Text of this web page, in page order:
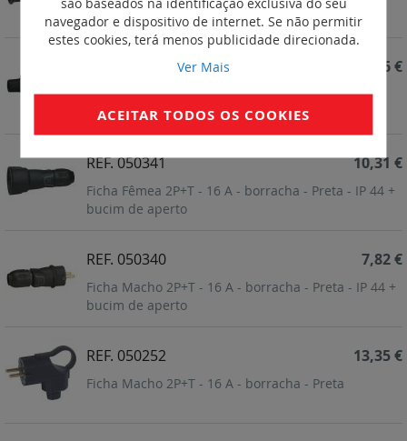
com cerra-cabos de parafusos
Ficha Macho 2P+T - 16 A - borracha - Preta IP 44.
com cerra-cabos de parafusos
5,56 €
REF. 050341
Ficha Fêmea 2P+T - 16 A - borracha - Preta - IP 44 +
bucim de aperto
10,31 €
REF. 050340
Ficha Macho 2P+T - 16 A - borracha - Preta - IP 44 +
bucim de aperto
7,82 €
REF. 050252
Ficha Macho 2P+T - 16 A - borracha - Preta
13,35 €
navegador e dispositivo de internet. Se não permitir
estes cookies, terá menos publicidade direcionada.
Ver Mais
ACEITAR TODOS OS COOKIES